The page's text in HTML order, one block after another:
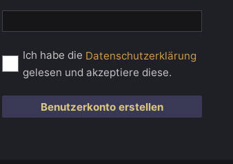
Ich habe die Datenschutzerklärung
gelesen und akzeptiere diese.
Benutzerkonto erstellen